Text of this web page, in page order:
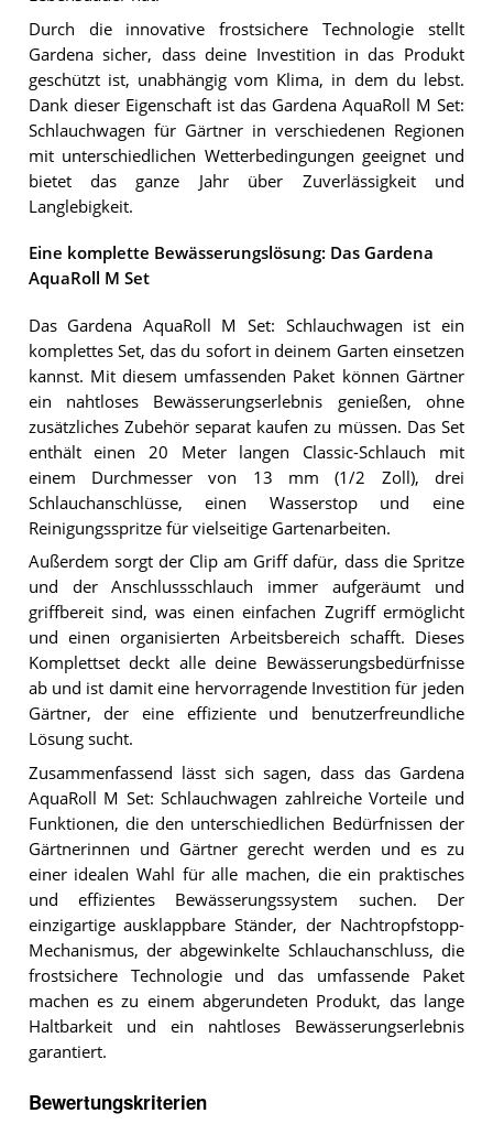
Durch die innovative frostsichere Technologie stellt
Gardena sicher, dass deine Investition in das Produkt
geschützt ist, unabhängig vom Klima, in dem du lebst.
Dank dieser Eigenschaft ist das Gardena AquaRoll M Set:
Schlauchwagen für Gärtner in verschiedenen Regionen
mit unterschiedlichen Wetterbedingungen geeignet und
bietet das ganze Jahr über Zuverlässigkeit und
Langlebigkeit.
Eine komplette Bewässerungslösung: Das Gardena
AquaRoll M Set
Das Gardena AquaRoll M Set: Schlauchwagen ist ein
komplettes Set, das du sofort in deinem Garten einsetzen
kannst. Mit diesem umfassenden Paket können Gärtner
ein nahtloses Bewässerungserlebnis genießen, ohne
zusätzliches Zubehör separat kaufen zu müssen. Das Set
enthält einen 20 Meter langen Classic-Schlauch mit
einem Durchmesser von 13 mm (1/2 Zoll), drei
Schlauchanschlüsse, einen Wasserstop und eine
Reinigungsspritze für vielseitige Gartenarbeiten.
Außerdem sorgt der Clip am Griff dafür, dass die Spritze
und der Anschlussschlauch immer aufgeräumt und
griffbereit sind, was einen einfachen Zugriff ermöglicht
und einen organisierten Arbeitsbereich schafft. Dieses
Komplettset deckt alle deine Bewässerungsbedürfnisse
ab und ist damit eine hervorragende Investition für jeden
Gärtner, der eine effiziente und benutzerfreundliche
Lösung sucht.
Zusammenfassend lässt sich sagen, dass das Gardena
AquaRoll M Set: Schlauchwagen zahlreiche Vorteile und
Funktionen, die den unterschiedlichen Bedürfnissen der
Gärtnerinnen und Gärtner gerecht werden und es zu
einer idealen Wahl für alle machen, die ein praktisches
und effizientes Bewässerungssystem suchen. Der
einzigartige ausklappbare Ständer, der Nachtropfstopp-
Mechanismus, der abgewinkelte Schlauchanschluss, die
frostsichere Technologie und das umfassende Paket
machen es zu einem abgerundeten Produkt, das lange
Haltbarkeit und ein nahtloses Bewässerungserlebnis
garantiert.
Bewertungskriterien